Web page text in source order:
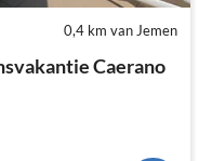
0,4 km van Jemen
Caerano